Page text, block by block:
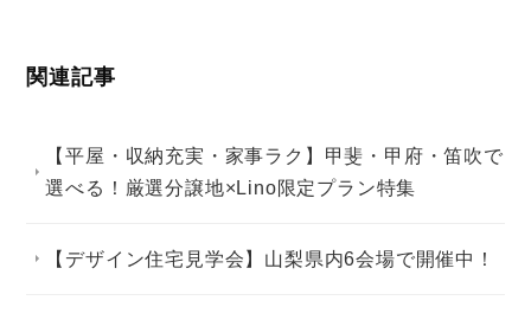
関連記事
【平屋・収納充実・家事ラク】甲斐・甲府・笛吹で
選べる！厳選分譲地×Lino限定プラン特集
【デザイン住宅見学会】山梨県内6会場で開催中！